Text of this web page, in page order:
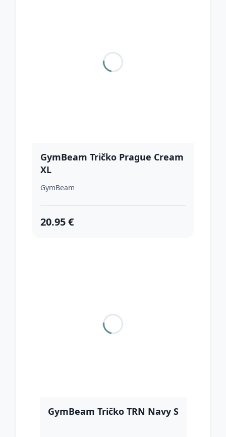
GymBeam Tričko Prague Cream
XL
GymBeam
20.95 €
GymBeam Tričko TRN Navy S